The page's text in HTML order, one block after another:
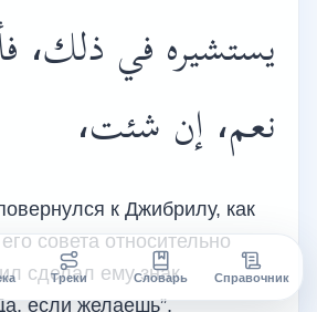
Треки Словарь Справочник
يستشيره في ذلك،
نعم، إن شئت،
совета относительно
сделал ему знак,
если желаешь”,